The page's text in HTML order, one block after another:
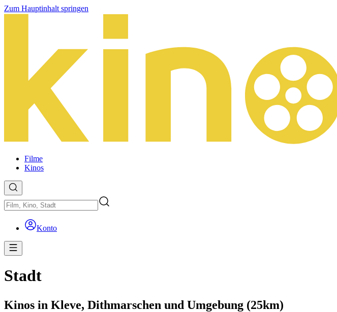
Zum Hauptinhalt springen
Filme
Kinos
Konto
Stadt
Kinos in Kleve, Dithmarschen und Umgebung (25km)